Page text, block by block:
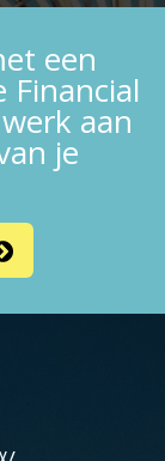
een
Financial
aan
je